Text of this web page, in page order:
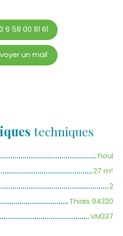
6 58 00 81 61
un mail
techniques
Fioul
27 m²
2
Thiais 94320
VM337